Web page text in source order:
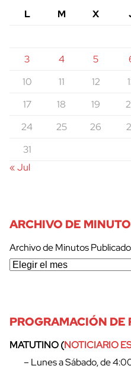
L M X
3
4 5
10
11 12
17
18 19
24
25 26
31
« Jul
ARCHIVO DE
Archivo de Minutos
PROGRAMACIÓN DE
MATUTINO (NOTICIARIO
– Lunes a Sábado, de